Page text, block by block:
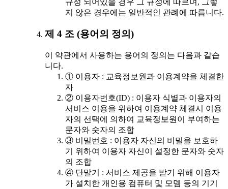
지 않은 경우에는 일반적인 관례에 따릅니다.
제 4 조 (용어의 정의)
이 약관에서 사용하는 용어의 정의는 다음과 같습
니다.
① 이용자 : 교육정보원과 이용계약을 체결한
자
② 이용자번호(ID) : 이용자 식별과 이용자의
서비스 이용을 위하여 이용계약 체결시 이용
자의 선택에 의하여 교육정보원이 부여하는
문자와 숫자의 조합
③ 비밀번호 : 이용자 자신의 비밀을 보호하
기 위하여 이용자 자신이 설정한 문자와 숫자
의 조합
④ 단말기 : 서비스 제공을 받기 위해 이용자
가 설치한 개인용 컴퓨터 및 모뎀 등의 기기